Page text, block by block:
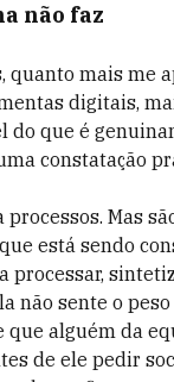
não faz
quanto mais me
digitais,
que é
constatação
Mas
está sendo
não sente o
que alguém da
de ele pedir